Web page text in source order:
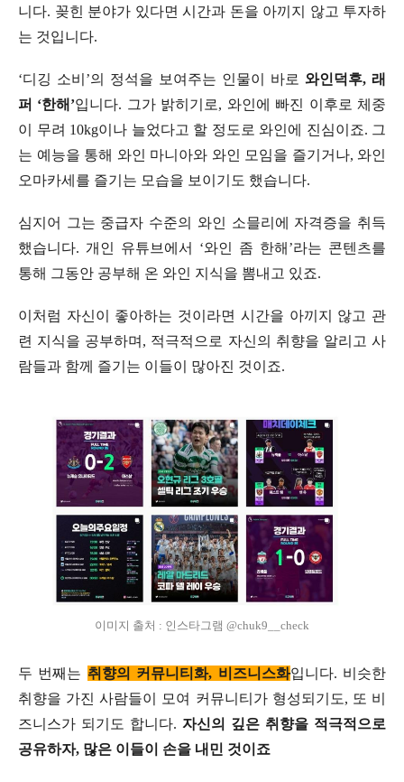
니다. 꽂힌 분야가 있다면 시간과 돈을 아끼지 않고 투자하
는 것입니다.
‘디깅 소비’의 정석을 보여주는 인물이 바로 와인덕후, 래
퍼 ‘한해’입니다. 그가 밝히기로, 와인에 빠진 이후로 체중
이 무려 10kg이나 늘었다고 할 정도로 와인에 진심이죠. 그
는 예능을 통해 와인 마니아와 와인 모임을 즐기거나, 와인
오마카세를 즐기는 모습을 보이기도 했습니다.
심지어 그는 중급자 수준의 와인 소믈리에 자격증을 취득
했습니다. 개인 유튜브에서 ‘와인 좀 한해’라는 콘텐츠를
통해 그동안 공부해 온 와인 지식을 뽐내고 있죠.
이처럼 자신이 좋아하는 것이라면 시간을 아끼지 않고 관
련 지식을 공부하며, 적극적으로 자신의 취향을 알리고 사
람들과 함께 즐기는 이들이 많아진 것이죠.
이미지 출처 : 인스타그램 @chuk9__check
두 번째는 취향의 커뮤니티화, 비즈니스화입니다. 비슷한
취향을 가진 사람들이 모여 커뮤니티가 형성되기도, 또 비
즈니스가 되기도 합니다. 자신의 깊은 취향을 적극적으로
공유하자, 많은 이들이 손을 내민 것이죠